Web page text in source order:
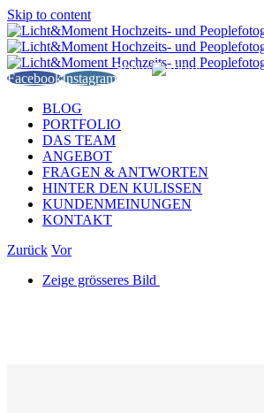
Skip to content
FacebookInstagram
500px
BLOG
PORTFOLIO
DAS TEAM
ANGEBOT
FRAGEN & ANTWORTEN
HINTER DEN KULISSEN
KUNDENMEINUNGEN
KONTAKT
Zurück Vor
Zeige grösseres Bild